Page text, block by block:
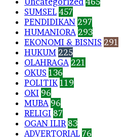
SUMSEL 457
PENDIDIKAN 297
HUMANIORA 293
EKONOMI & BISNIS 291
HUKUM 225
OLAHRAGA 221
OKUS 136
POLITIK 119
OKI 96
MUBA 96
RELIGI 87
OGAN ILIR 83
ADVERTORIAL 76